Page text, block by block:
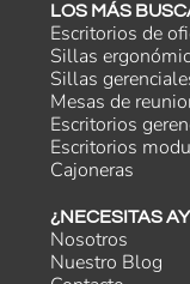
LOS MÁS
Escritorios de
Sillas
Sillas
Mesas de
Escritorios
Escritorios
Cajoneras
¿NECESITAS
Nosotros
Nuestro Blog